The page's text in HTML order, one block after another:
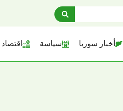
أخبار سوريا سياسة اقتصاد